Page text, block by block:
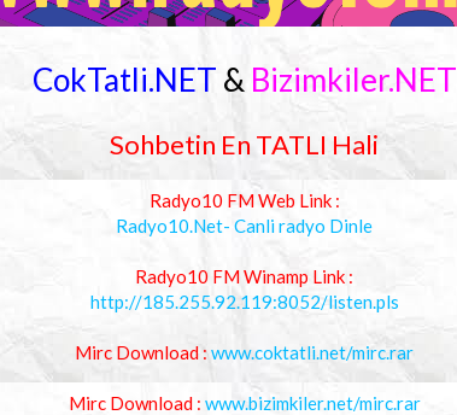
CokTatli.NET & Bizimkiler.NET
Sohbetin En TATLI Hali
Radyo10 FM Web Link :
Radyo10.Net- Canli radyo Dinle
Radyo10 FM Winamp Link :
http://185.255.92.119:8052/listen.pls
Mirc Download :www.coktatli.net/mirc.rar
Mirc Download : www.bizimkiler.net/mirc.rar